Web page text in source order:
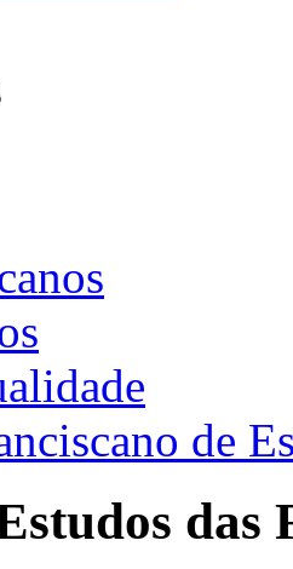
de
das